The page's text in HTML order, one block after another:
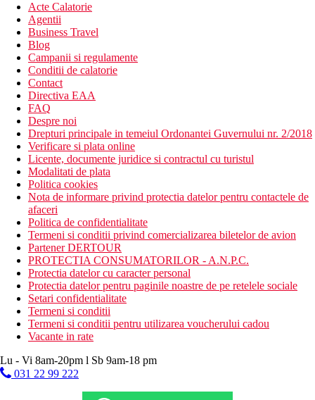
Acte Calatorie
Agentii
Business Travel
Blog
Campanii si regulamente
Conditii de calatorie
Contact
Directiva EAA
FAQ
Despre noi
Drepturi principale in temeiul Ordonantei Guvernului nr. 2/2018
Verificare si plata online
Licente, documente juridice si contractul cu turistul
Modalitati de plata
Politica cookies
Nota de informare privind protectia datelor pentru contactele de
afaceri
Politica de confidentialitate
Termeni si conditii privind comercializarea biletelor de avion
Partener DERTOUR
PROTECTIA CONSUMATORILOR - A.N.P.C.
Protectia datelor cu caracter personal
Protectia datelor pentru paginile noastre de pe retelele sociale
Setari confidentialitate
Termeni si conditii
Termeni si conditii pentru utilizarea voucherului cadou
Vacante in rate
Lu - Vi 8am-20pm l Sb 9am-18 pm
031 22 99 222